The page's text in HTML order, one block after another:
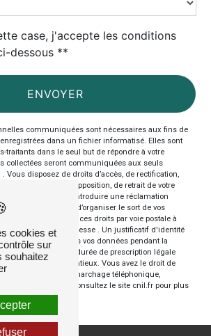
case, j'accepte les conditions
dessous **
ENVOYER
communiquées sont nécessaires aux fins de
dans un fichier informatisé. Elles sont
traitants dans le seul but de répondre à votre
collectées seront communiquées aux seuls
Vous disposez de droits d’accès, de rectification,
de limitation, d’opposition, de retrait de votre
et du droit d’introduire une réclamation
contrôle, ainsi que d’organiser le sort de vos
Vous pouvez exercer ces droits par voie postale à
électronique à l'adresse . Un justificatif d'identité
Nous conservons vos données pendant la
puis pendant la durée de prescription légale
de gestion des contentieux. Vous avez le droit de
d'opposition au démarchage téléphonique,
. Consultez le site cnil.fr pour plus
droits.
cookies et
sur
souhaitez